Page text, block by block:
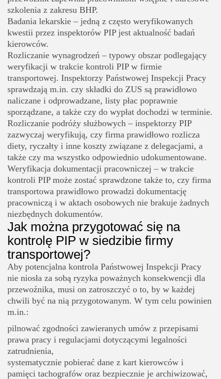
szkolenia z zakresu BHP.
Badania lekarskie – jedną z często weryfikowanych
kwestii przez inspektorów PIP jest aktualność badań
kierowców.
Rozliczanie wynagrodzeń – typowy obszar podlegający
weryfikacji w trakcie kontroli PIP w firmie
transportowej. Inspektorzy Państwowej Inspekcji Pracy
sprawdzają m.in. czy składki do ZUS są prawidłowo
naliczane i odprowadzane, listy płac poprawnie
sporządzane, a także czy do wypłat dochodzi w terminie.
Rozliczanie podróży służbowych – inspektorzy PIP
zazwyczaj weryfikują, czy firma prawidłowo rozlicza
diety, ryczałty i inne koszty związane z delegacjami, a
także czy ma wszystko odpowiednio udokumentowane.
Weryfikacja dokumentacji pracowniczej – w trakcie
kontroli PIP może zostać sprawdzone także to, czy firma
transportowa prawidłowo prowadzi dokumentację
pracowniczą i w aktach osobowych nie brakuje żadnych
niezbędnych dokumentów.
Jak można przygotować się na
kontrolę PIP w siedzibie firmy
transportowej?
Aby potencjalna kontrola Państwowej Inspekcji Pracy
nie niosła za sobą ryzyka poważnych konsekwencji dla
przewoźnika, musi on zatroszczyć o to, by w każdej
chwili być na nią przygotowanym. W tym celu powinien
m.in.:
pilnować zgodności zawieranych umów z przepisami
prawa pracy i regulacjami dotyczącymi legalności
zatrudnienia,
systematycznie pobierać dane z kart kierowców i
pamięci tachografów oraz bezpiecznie je archiwizować,